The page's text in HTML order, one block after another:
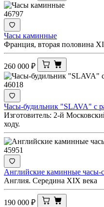
46797
Часы каминные
Франция, вторая половина
260 000 ₽
46018
Часы-будильник "SLAVA" с
Изготовитель: 2-й
ходу.
45951
Английские каминные часы-
Англия. Середина XIX века
190 000 ₽